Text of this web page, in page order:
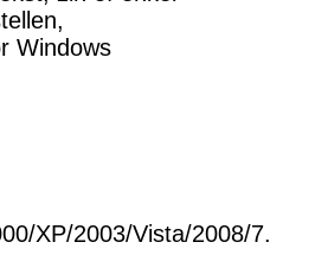
Windows
XP/2003/Vista/2008/7.